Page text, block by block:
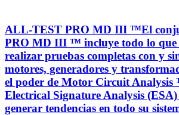
ALL-TEST PRO MD III ™El
PRO MD III ™ incluye todo lo que
realizar pruebas completas con y
motores, generadores y
el poder de Motor Circuit
Electrical Signature Analysis
generar tendencias en todo su